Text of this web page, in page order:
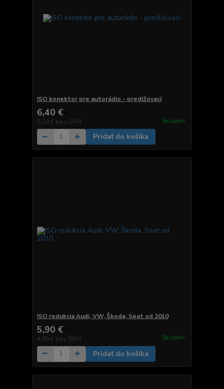
ISO konektor pre autorádio - predlžovací
6,40 €
5,20 € bez DPH Skladom
Pridať do košíka
ISO redukcia Audi, VW, Škoda, Seat od 2010
5,90 €
4,80 € bez DPH Skladom
Pridať do košíka